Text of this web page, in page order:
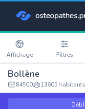
Affichage Filtres
Bollène
84500 13605 habitants